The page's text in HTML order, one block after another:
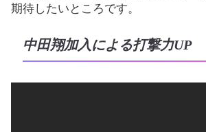
期待したいところです。
中田翔加入による打撃力UP